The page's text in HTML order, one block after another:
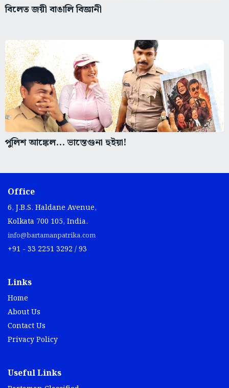
পুলিশ আঙ্কেল... ভাস্তেগুনা হুইয়া!
Office
6, J.B.S. Haldane Avenue,
info@bartamanpatrika.com
Home
Bartaman Classified